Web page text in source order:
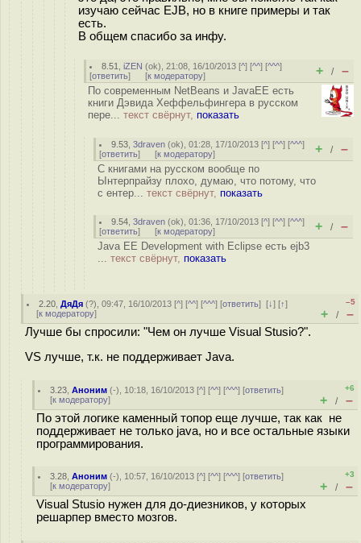
изучаю сейчас EJB, но в книге примеры и так
есть.
В общем спасибо за инфу.
8.51 ,iZEN (ok), 21:08, 16/10/2013 [^] [^^] [^^^]
[ответить] [к модератору] + / –
По современным NetBeans и JavaEE есть
книги Дэвида Хеффельфингера в русском
пере... текст свёрнут, показать
9.53 ,3draven (ok), 01:28, 17/10/2013 [^] [^^] [^^^]
[ответить] [к модератору] + / –
С книгами на русском вообще по
Ынтерпрайзу плохо, думаю, что потому, что
с ентер... текст свёрнут, показать
9.54 ,3draven (ok), 01:36, 17/10/2013 [^] [^^] [^^^]
[ответить] [к модератору] + / –
Java EE Development with Eclipse есть ejb3
... текст свёрнут, показать
2.20 ,ДяДя (?), 09:47, 16/10/2013 [^] [^^] [^^^] [ответить][↓] [↑]
[к модератору]
–5
+ / –
Лучше бы спросили: "Чем он лучше Visual Stusio?".
VS лучше, т.к. не поддерживает Java.
3.23 ,Аноним (-), 10:18, 16/10/2013 [^] [^^] [^^^] [ответить]
[к модератору]
+6
+ / –
По этой логике каменный топор еще лучше, так как не
поддерживает не только java, но и все остальные языки
программирования.
3.28 ,Аноним (-), 10:57, 16/10/2013 [^] [^^] [^^^] [ответить]
[к модератору]
+3
+ / –
Visual Stusio нужен для до-диезников, у которых
решарпер вместо мозгов.